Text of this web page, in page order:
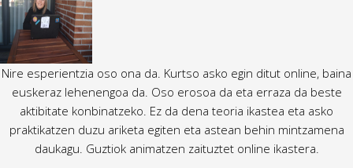
Nire esperientzia oso ona da. Kurtso asko egin ditut online, baina
euskeraz lehenengoa da. Oso erosoa da eta erraza da beste
aktibitate konbinatzeko. Ez da dena teoria ikastea eta asko
praktikatzen duzu ariketa egiten eta astean behin mintzamena
daukagu. Guztiok animatzen zaituztet online ikastera.